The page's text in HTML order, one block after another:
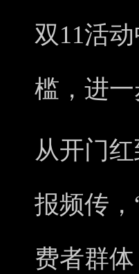
双11活
槛，进
从开门
报频传
费者群